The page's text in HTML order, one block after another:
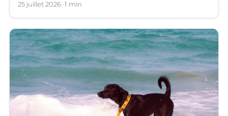
grandes quantités de nourriture, ce qui provoque une
hypertrophie rapide du foie, organe dont on tire le
produit.
25 juillet 2026 1 min